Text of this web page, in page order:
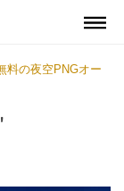
料の夜空PNGオー